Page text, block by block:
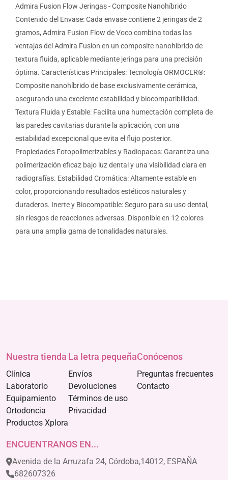
Admira Fusion Flow Jeringas - Composite Nanohíbrido
Contenido del Envase: Cada envase contiene 2 jeringas de 2
gramos, Admira Fusion Flow de Voco combina todas las
ventajas del Admira Fusion en un composite nanohíbrido de
textura fluida, aplicable mediante jeringa para una precisión
óptima. Características Principales: Tecnología ORMOCER®:
Composite nanohíbrido de base exclusivamente cerámica,
asegurando una excelente estabilidad y biocompatibilidad.
Textura Fluida y Estable: Facilita una humectación completa de
las paredes cavitarias durante la aplicación, con una
estabilidad excepcional que evita el flujo posterior.
Propiedades Fotopolimerizables y Radiopacas: Garantiza una
polimerización eficaz bajo luz dental y una visibilidad clara en
radiografías. Estabilidad Cromática: Altamente estable en
color, proporcionando resultados estéticos naturales y
duraderos. Inerte y Biocompatible: Seguro para su uso dental,
sin riesgos de reacciones adversas. Disponible en 12 colores
para una amplia gama de tonalidades naturales.
Nuestra tienda
Clínica
Laboratorio
Equipamiento
Ortodoncia
Productos Xplora
La letra pequeña
Envíos
Devoluciones
Términos de uso
Privacidad
Conócenos
Preguntas frecuentes
Contacto
ENCUENTRANOS EN...
Avenida de la Arruzafa 24, Córdoba,14012, ESPAÑA
682607326